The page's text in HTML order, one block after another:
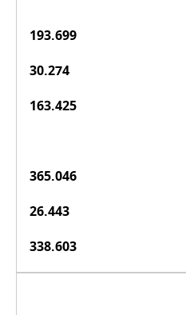
193.699
30.274
163.425
365.046
26.443
338.603